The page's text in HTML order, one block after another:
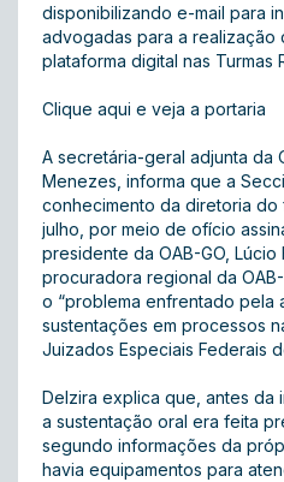
disponibilizando e-mail para
advogadas para a realização
plataforma digital nas Turmas
Clique aqui e veja a portaria
A secretária-geral adjunta da
Menezes, informa que a
conhecimento da diretoria do
julho, por meio de ofício
presidente da OAB-GO,
procuradora regional da
o “problema enfrentado pela
sustentações em processos
Juizados Especiais Federais
Delzira explica que, antes da
a sustentação oral era feita
segundo informações da
havia equipamentos para